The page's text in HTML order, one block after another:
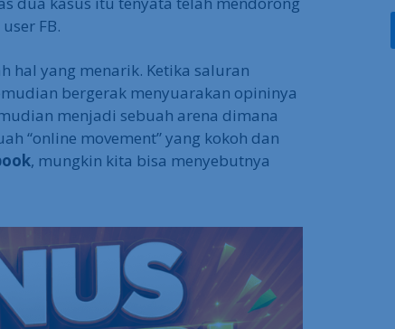
FB.
hal yang menarik. Ketika saluran
bergerak menyuarakan opininya
menjadi sebuah arena dimana
“online movement” yang kokoh dan
, mungkin kita bisa menyebutnya